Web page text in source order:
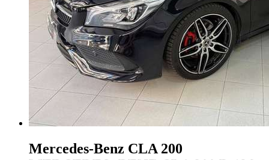
Mercedes-Benz CLA 200